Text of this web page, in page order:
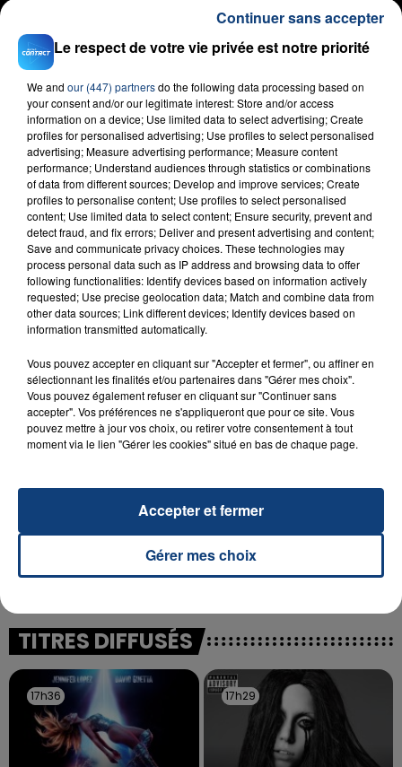
FIL D'ACTU
23 juillet 2026
INCENDIE MORTEL À LENS : UNE FEMME ET
SON BÉBÉ ENTRE LA VIE ET LA...
Un homme s'est immolé par le feu après avoir
aspergé sa compagne et leur bébé de trois mois
d'un liquide inflammable.
UNE ADOLESCENTE DEVANT SE FAIRE
OPÉRER DE LA CHEVILLE RESSORT DE LA...
La famille a porté plainte contre la clinique qui a
excuses.
TITRES DIFFUSÉS
17h36
17h36 17h29
17h29
Le respect de votre vie privée est notre priorité
We and our (447) partnersdo the following data processing based on
your consent and/or our legitimate interest: Store and/or access
information on a device; Use limited data to select advertising; Create
profiles for personalised advertising; Use profiles to select personalised
advertising; Measure advertising performance; Measure content
performance; Understand audiences through statistics or combinations
of data from different sources; Develop and improve services; Create
profiles to personalise content; Use profiles to select personalised
content; Use limited data to select content; Ensure security, prevent and
detect fraud, and fix errors; Deliver and present advertising and content;
Save and communicate privacy choices. These technologies may
process personal data such as IP address and browsing data to offer
following functionalities: Identify devices based on information actively
requested; Use precise geolocation data; Match and combine data from
other data sources; Link different devices; Identify devices based on
information transmitted automatically.
Vous pouvez accepter en cliquant sur "Accepter et fermer", ou affiner en
sélectionnant les finalités et/ou partenaires dans "Gérer mes choix".
Vous pouvez également refuser en cliquant sur "Continuer sans
accepter". Vos préférences ne s'appliqueront que pour ce site. Vous
pouvez mettre à jour vos choix, ou retirer votre consentement à tout
moment via le lien "Gérer les cookies" situé en bas de chaque page.
Gérer mes choix
Accepter et fermer
Continuer sans accepter